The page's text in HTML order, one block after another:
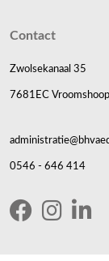
Contact
Zwolsekanaal 35
7681EC Vroomshoop
0546 - 646 414